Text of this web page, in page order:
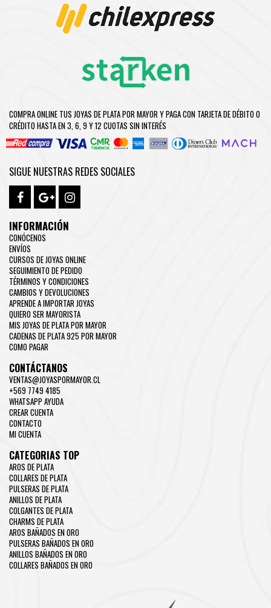
COMPRA ONLINE TUS JOYAS DE PLATA POR MAYOR Y PAGA CON TARJETA DE DÉBITO O
CRÉDITO HASTA EN 3, 6, 9 Y 12 CUOTAS SIN INTERÉS
SIGUE NUESTRAS REDES SOCIALES
INFORMACIÓN
CONÓCENOS
ENVÍOS
CURSOS DE JOYAS ONLINE
SEGUIMIENTO DE PEDIDO
TÉRMINOS Y CONDICIONES
CAMBIOS Y DEVOLUCIONES
APRENDE A IMPORTAR JOYAS
QUIERO SER MAYORISTA
MIS JOYAS DE PLATA POR MAYOR
CADENAS DE PLATA 925 POR MAYOR
COMO PAGAR
CONTÁCTANOS
VENTAS@JOYASPORMAYOR.CL
+569 7749 4185
WHATSAPP AYUDA
CREAR CUENTA
CONTACTO
MI CUENTA
CATEGORIAS TOP
AROS DE PLATA
COLLARES DE PLATA
PULSERAS DE PLATA
ANILLOS DE PLATA
COLGANTES DE PLATA
CHARMS DE PLATA
AROS BAÑADOS EN ORO
PULSERAS BAÑADOS EN ORO
ANILLOS BAÑADOS EN ORO
COLLARES BAÑADOS EN ORO